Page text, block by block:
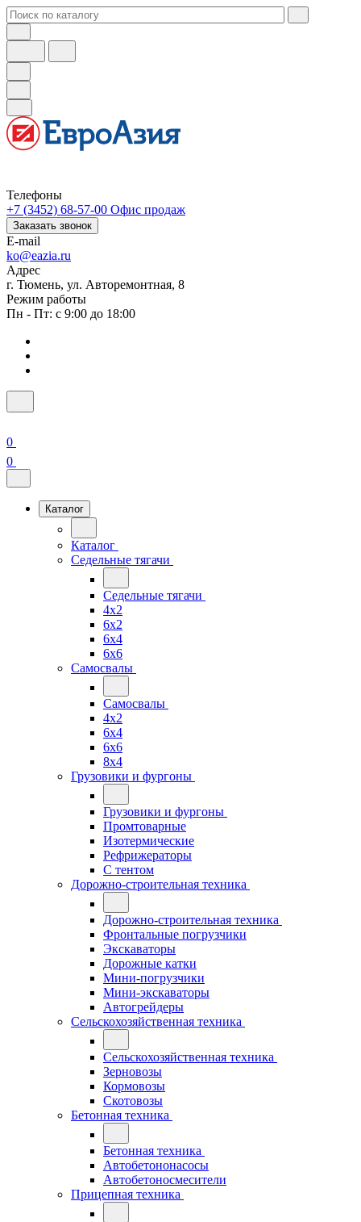
Телефоны
+7 (3452) 68-57-00 Офис продаж
Заказать звонок
E-mail
ko@eazia.ru
Адрес
г. Тюмень, ул. Авторемонтная, 8
Режим работы
Пн - Пт: с 9:00 до 18:00
0
0
Каталог
Каталог
Седельные тягачи
Седельные тягачи
4x2
6x2
6x4
6x6
Самосвалы
Самосвалы
4x2
6x4
6x6
8x4
Грузовики и фургоны
Грузовики и фургоны
Промтоварные
Изотермические
Рефрижераторы
С тентом
Дорожно-строительная техника
Дорожно-строительная техника
Фронтальные погрузчики
Экскаваторы
Дорожные катки
Мини-погрузчики
Мини-экскаваторы
Автогрейдеры
Сельскохозяйственная техника
Сельскохозяйственная техника
Зерновозы
Кормовозы
Скотовозы
Бетонная техника
Бетонная техника
Автобетононасосы
Автобетоносмесители
Прицепная техника